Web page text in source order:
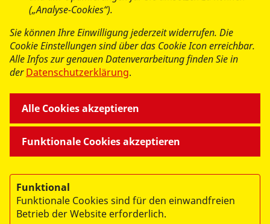
Newsletter des ASB Bremen
anmelden
(„Analyse-Cookies“).
Sie können Ihre Einwilligung jederzeit widerrufen. Die
Cookie Einstellungen sind über das Cookie Icon erreichbar.
Alle Infos zur genauen Datenverarbeitung finden Sie in
derDatenschutzerklärung.
Funktionale Cookies akzeptieren
Alle Cookies akzeptieren
Funktional
Funktionale Cookies sind für den einwandfreien
Betrieb der Website erforderlich.